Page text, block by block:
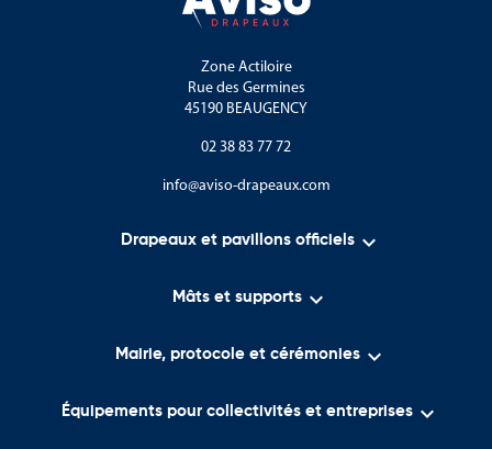
Zone Actiloire
Rue des Germines
45190 BEAUGENCY
02 38 83 77 72
info@aviso-drapeaux.com
Drapeaux et pavillons officiels 
Mâts et supports 
Mairie, protocole et cérémonies 
Équipements pour collectivités et entreprises 